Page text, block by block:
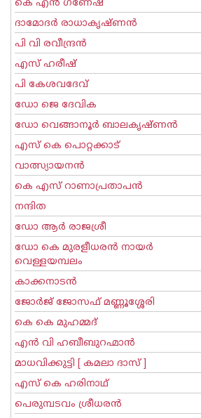
കെ എന്‍ ഗണേഷ്
ദാമോദർ രാധാകൃഷ്ണൻ
പി വി രവീന്ദ്രന്‍
എസ് ഹരീഷ്
പി കേശവദേവ്‌
ഡോ ജെ ദേവിക
ഡോ വെങ്ങാനൂര്‍ ബാലകൃഷ്ണന്‍
എസ്‌ കെ പൊറ്റക്കാട്‌
വാത്സ്യായനന്‍
കെ എസ് റാണാപ്രതാപന്‍
നന്ദിത
ഡോ ആര്‍ രാജശ്രീ
ഡോ കെ മുരളീധരന്‍ നായര്‍
വെള്ളയമ്പലം
കാക്കനാടന്‍
ജോര്‍ജ് ജോസഫ് മണ്ണൂശ്ശേരി
കെ കെ മുഹമ്മദ്
എന്‍ വി ഹബീബുറഹ്മാന്‍
മാധവിക്കുട്ടി [ കമലാ ദാസ് ]
എസ് കെ ഹരിനാഥ്
പെരുമ്പടവം ശ്രീധര‌ന്‍